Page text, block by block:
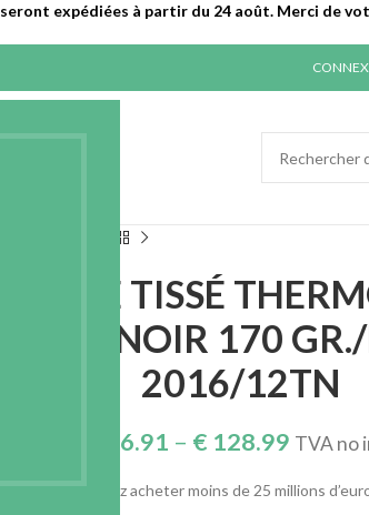
2016/12TN
TISSÉ
– NOIR 170
2016/12TN
66.91 – € 128.99 TVA no
Vous souhaitez acheter moins de 25 millions
expédiées à partir du 24 août. Merci de